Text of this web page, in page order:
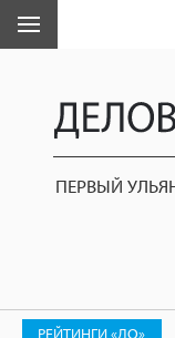
ПЕРВЫЙ
РЕЙТИНГИ «ДО»